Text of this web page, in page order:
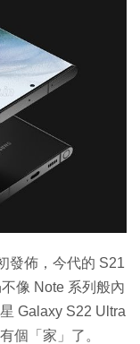
發佈，今代的 S21
像 Note 系列般內
Galaxy S22 Ultra
個「家」了。